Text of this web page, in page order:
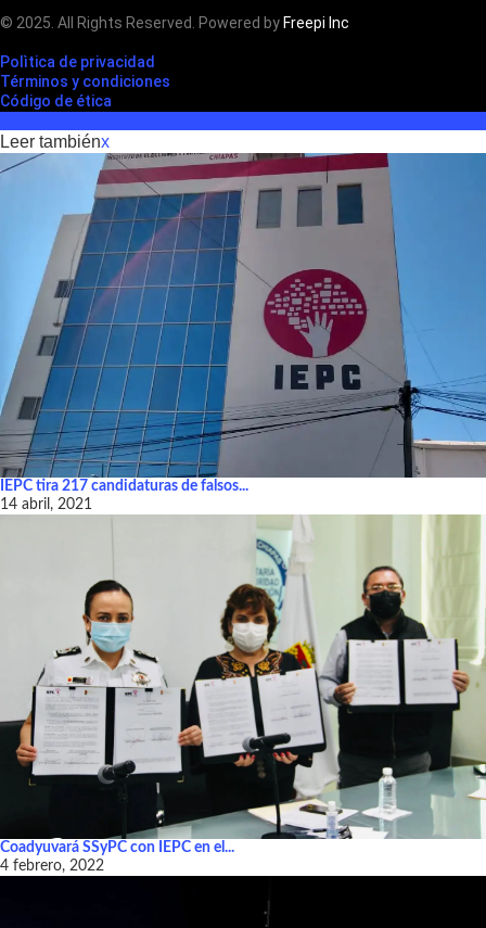
© 2025. All Rights Reserved. Powered by Freepi Inc
Polìtica de privacidad
Términos y condiciones
Código de ética
Leer tambiénx
IEPC tira 217 candidaturas de falsos...
14 abril, 2021
Coadyuvará SSyPC con IEPC en el...
4 febrero, 2022